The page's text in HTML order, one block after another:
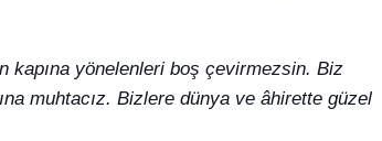
kapına yönelenleri boş çevirmezsin. Biz
muhtacız. Bizlere dünya ve âhirette güzel